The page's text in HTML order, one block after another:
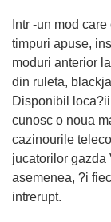
Intr -un mod
timpuri apuse,
moduri anterior
din ruleta,
Disponibil
cunosc o noua
cazinourile
jucatorilor gazda
asemenea, ?i
intrerupt.